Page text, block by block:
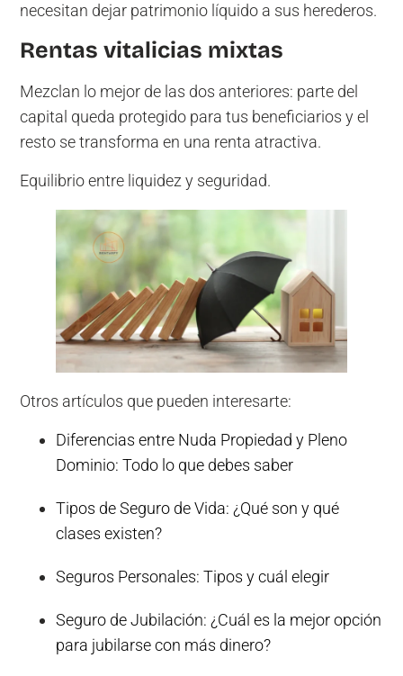
necesitan dejar patrimonio líquido a sus herederos.
Rentas vitalicias mixtas
Mezclan lo mejor de las dos anteriores: parte del
capital queda protegido para tus beneficiarios y el
resto se transforma en una renta atractiva.
Equilibrio entre liquidez y seguridad.
Otros artículos que pueden interesarte:
Diferencias entre Nuda Propiedad y Pleno
Dominio: Todo lo que debes saber
Tipos de Seguro de Vida: ¿Qué son y qué
clases existen?
Seguros Personales: Tipos y cuál elegir
Seguro de Jubilación: ¿Cuál es la mejor opción
para jubilarse con más dinero?